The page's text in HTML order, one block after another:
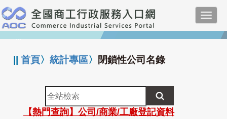
跳
到
主
要
:::
||首頁〉統計專區〉 閉鎖性公司名錄
全
站
檢
【熱門查詢】公司/商業/工廠登記資料